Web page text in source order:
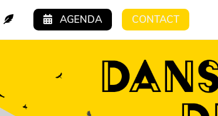
AGENDA CONTACT